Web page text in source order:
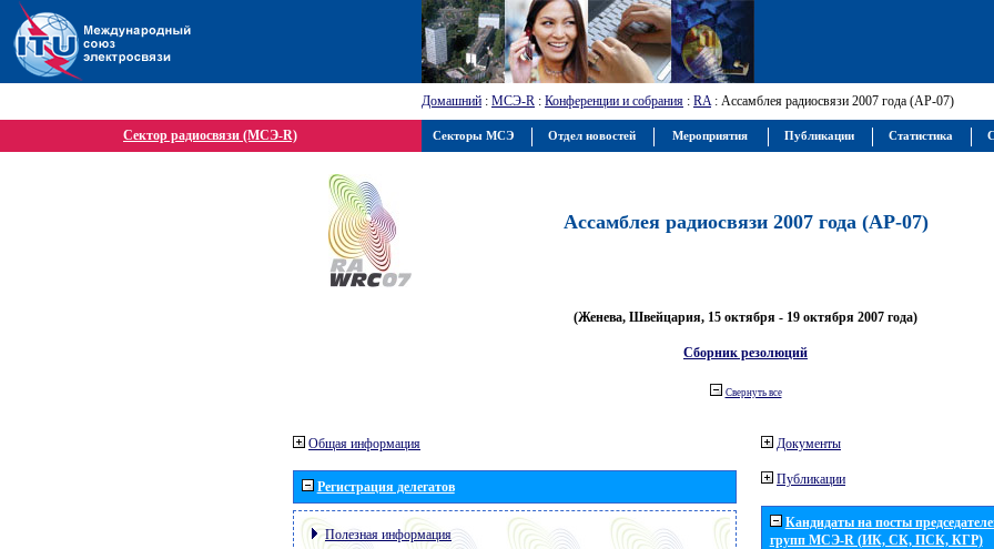
Домашний : МСЭ-R : Конференции и собрания : RA: Ассамблея радиосвязи 2007 года (АР-07)
Сектор радиосвязи (МСЭ-R)
Ассамблея радиосвязи 2007 года (АР-07)
(Женева, Швейцария, 15 октября - 19 октября 2007 года)
Сборник резолюций
Свернуть все
Общая информация
Регистрация делегатов
Полезная информация
Документы
Публикации
Кандидаты на посты
групп МСЭ-R (ИК, СК, ПСК, КГР)
Секторы МСЭ Отдел новостей Мероприятия Публикации Статистика